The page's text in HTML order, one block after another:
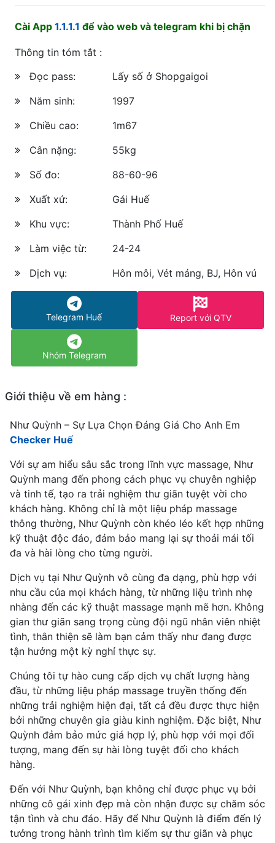
Cài App 1.1.1.1 để vào web và telegram khi bị chặn
Thông tin tóm tắt :
Đọc pass:
Lấy số ở Shopgaigoi
Năm sinh:
1997
Chiều cao:
1m67
Cân nặng:
55kg
Số đo:
88-60-96
Xuất xứ:
Gái Huế
Khu vực:
Thành Phố Huế
Làm việc từ:
24-24
Dịch vụ:
Hôn môi, Vét máng, BJ, Hôn vú
Telegram Huế Report với QTV
Nhóm Telegram
Giới thiệu về em hàng :
Như Quỳnh – Sự Lựa Chọn Đáng Giá Cho Anh Em
Checker Huế
Với sự am hiểu sâu sắc trong lĩnh vực massage, Như
Quỳnh mang đến phong cách phục vụ chuyên nghiệp
và tinh tế, tạo ra trải nghiệm thư giãn tuyệt vời cho
khách hàng. Không chỉ là một liệu pháp massage
thông thường, Như Quỳnh còn khéo léo kết hợp những
kỹ thuật độc đáo, đảm bảo mang lại sự thoải mái tối
đa và hài lòng cho từng người.
Dịch vụ tại Như Quỳnh vô cùng đa dạng, phù hợp với
nhu cầu của mọi khách hàng, từ những liệu trình nhẹ
nhàng đến các kỹ thuật massage mạnh mẽ hơn. Không
gian thư giãn sang trọng cùng đội ngũ nhân viên nhiệt
tình, thân thiện sẽ làm bạn cảm thấy như đang được
tận hưởng một kỳ nghỉ thực sự.
Chúng tôi tự hào cung cấp dịch vụ chất lượng hàng
đầu, từ những liệu pháp massage truyền thống đến
những trải nghiệm hiện đại, tất cả đều được thực hiện
bởi những chuyên gia giàu kinh nghiệm. Đặc biệt, Như
Quỳnh đảm bảo mức giá hợp lý, phù hợp với mọi đối
tượng, mang đến sự hài lòng tuyệt đối cho khách
hàng.
Đến với Như Quỳnh, bạn không chỉ được phục vụ bởi
những cô gái xinh đẹp mà còn nhận được sự chăm sóc
tận tình và chu đáo. Hãy để Như Quỳnh là điểm đến lý
tưởng trong hành trình tìm kiếm sự thư giãn và phục